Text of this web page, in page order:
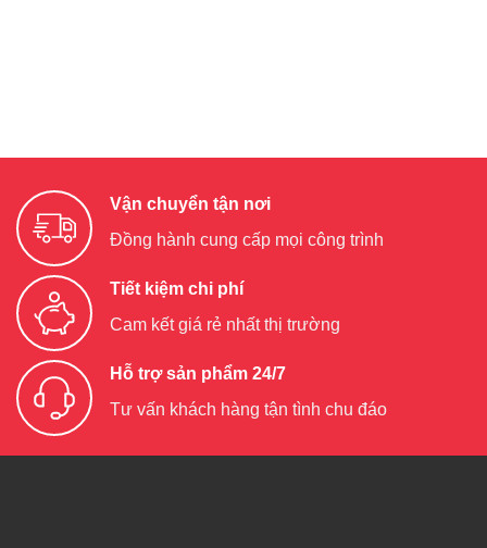
Vận chuyển tận nơi
Đồng hành cung cấp mọi công trình
Tiết kiệm chi phí
Cam kết giá rẻ nhất thị trường
Hỗ trợ sản phẩm 24/7
Tư vấn khách hàng tận tình chu đáo